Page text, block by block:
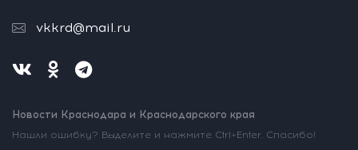
vkkrd@mail.ru
Новости Краснодара и Краснодарского края
Нашли ошибку? Выделите и нажмите Ctrl+Enter. Спасибо!